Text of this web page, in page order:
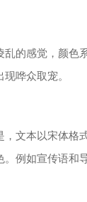
的感觉，颜色
哗众取宠。
文本以宋体格
例如宣传语和